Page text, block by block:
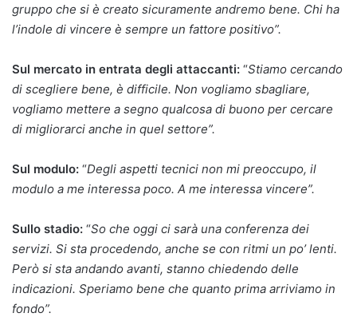
gruppo che si è creato sicuramente andremo bene. Chi ha
l’indole di vincere è sempre un fattore positivo”.
Sul mercato in entrata degli attaccanti: “Stiamo cercando
di scegliere bene, è difficile. Non vogliamo sbagliare,
vogliamo mettere a segno qualcosa di buono per cercare
di migliorarci anche in quel settore”.
Sul modulo: “Degli aspetti tecnici non mi preoccupo, il
modulo a me interessa poco. A me interessa vincere”.
Sullo stadio: “So che oggi ci sarà una conferenza dei
servizi. Si sta procedendo, anche se con ritmi un po’ lenti.
Però si sta andando avanti, stanno chiedendo delle
indicazioni. Speriamo bene che quanto prima arriviamo in
fondo”.